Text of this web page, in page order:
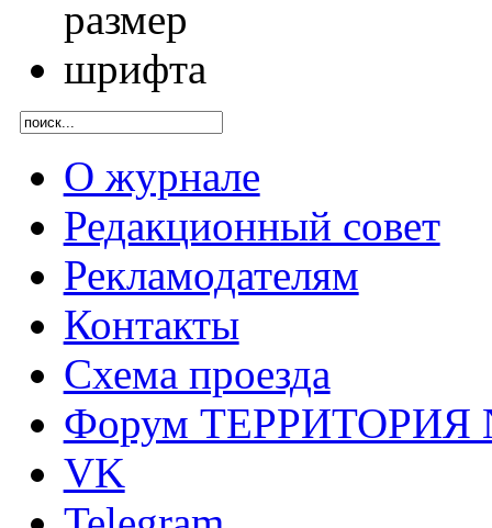
О журнале
Редакционный совет
Рекламодателям
Контакты
Схема проезда
Форум ТЕРРИТОРИЯ
VK